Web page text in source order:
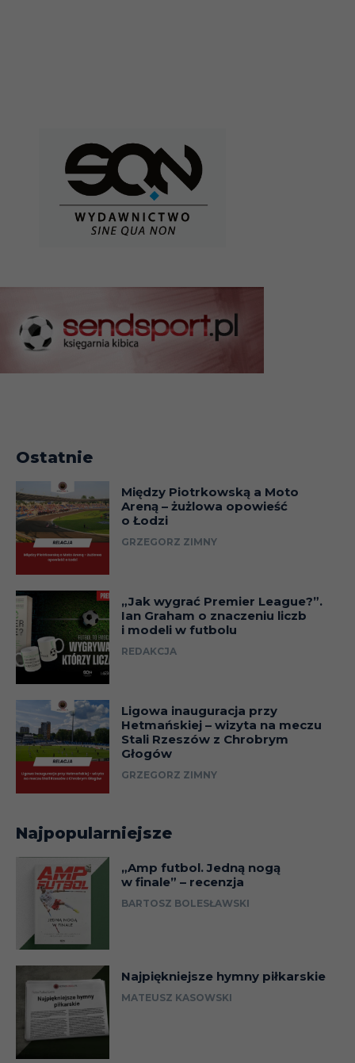
Ostatnie
Między Piotrkowską a Moto
Areną – żużlowa opowieść
o Łodzi
GRZEGORZ ZIMNY
„Jak wygrać Premier League?”.
Ian Graham o znaczeniu liczb
i modeli w futbolu
REDAKCJA
Ligowa inauguracja przy
Hetmańskiej – wizyta na meczu
Stali Rzeszów z Chrobrym
Głogów
GRZEGORZ ZIMNY
Najpopularniejsze
„Amp futbol. Jedną nogą
w finale” – recenzja
BARTOSZ BOLESŁAWSKI
Najpiękniejsze hymny piłkarskie
MATEUSZ KASOWSKI